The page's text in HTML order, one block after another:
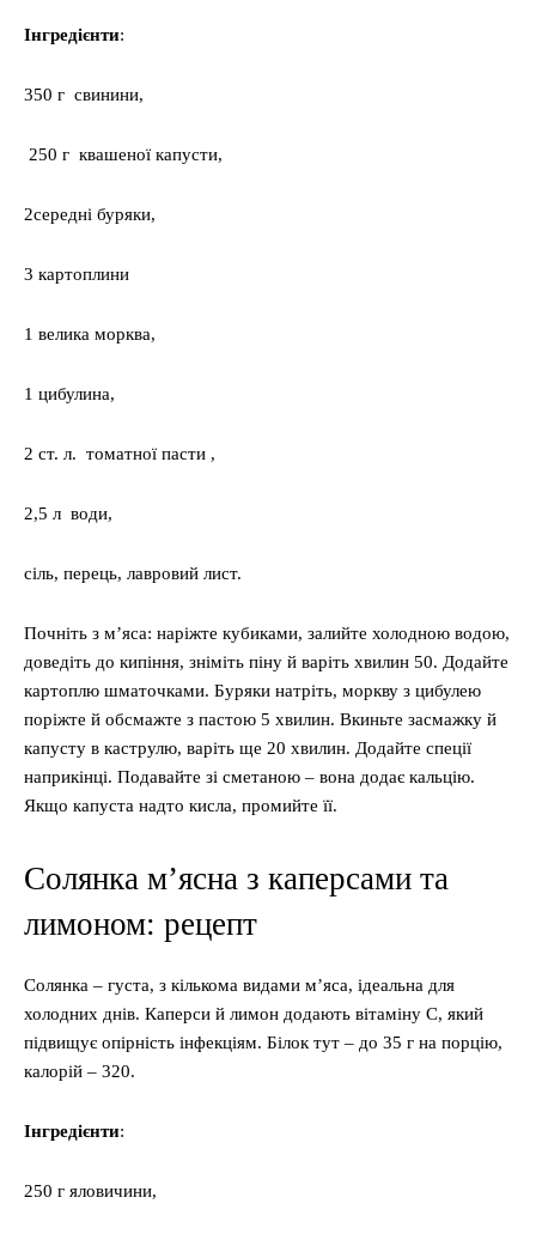
Інгредієнти:
350 г свинини,
250 г квашеної капусти,
2середні буряки,
3 картоплини
1 велика морква,
1 цибулина,
2 ст. л. томатної пасти ,
2,5 л води,
сіль, перець, лавровий лист.
Почніть з м’яса: наріжте кубиками, залийте холодною водою,
доведіть до кипіння, зніміть піну й варіть хвилин 50. Додайте
картоплю шматочками. Буряки натріть, моркву з цибулею
поріжте й обсмажте з пастою 5 хвилин. Вкиньте засмажку й
капусту в каструлю, варіть ще 20 хвилин. Додайте спеції
наприкінці. Подавайте зі сметаною – вона додає кальцію.
Якщо капуста надто кисла, промийте її.
Солянка м’ясна з каперсами та
лимоном: рецепт
Солянка – густа, з кількома видами м’яса, ідеальна для
холодних днів. Каперси й лимон додають вітаміну C, який
підвищує опірність інфекціям. Білок тут – до 35 г на порцію,
калорій – 320.
Інгредієнти:
250 г яловичини,